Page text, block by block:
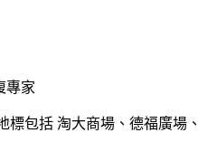
專家
標包括 淘大商場、德福廣